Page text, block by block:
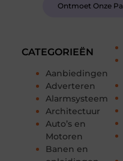
CATEGORIEËN
Aanbiedingen
Adverteren
Alarmsysteem
Architectuur
Auto’s en
Motoren
Banen en
Ontmoet Onze